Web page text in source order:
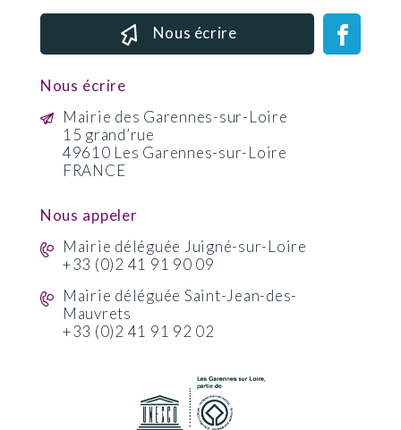
Nous écrire
Nous écrire
Mairie des Garennes-sur-Loire
15 grand’rue
49610 Les Garennes-sur-Loire
FRANCE
Nous appeler
Mairie déléguée Juigné-sur-Loire
+33 (0)2 41 91 90 09
Mairie déléguée Saint-Jean-des-
Mauvrets
+33 (0)2 41 91 92 02